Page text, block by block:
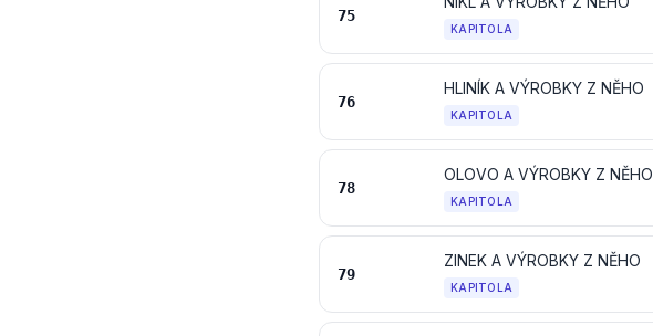
75
KAPITOLA
76
HLINÍK A VÝROBKY Z NĚHO
KAPITOLA
78
OLOVO A VÝROBKY Z NĚHO
KAPITOLA
79
ZINEK A VÝROBKY Z NĚHO
KAPITOLA